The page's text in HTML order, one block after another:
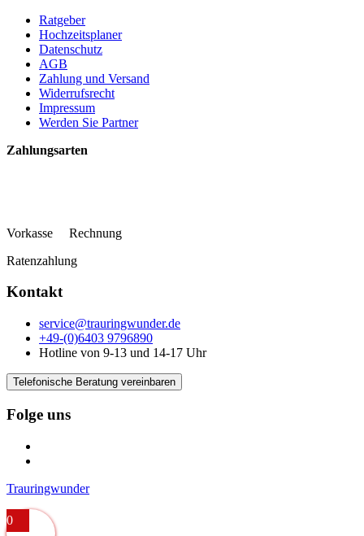
Ratgeber
Hochzeitsplaner
Datenschutz
AGB
Zahlung und Versand
Widerrufsrecht
Impressum
Werden Sie Partner
Zahlungsarten
Vorkasse Rechnung
Ratenzahlung
Kontakt
service@trauringwunder.de
+49-(0)6403 9796890
Hotline von 9-13 und 14-17 Uhr
Telefonische Beratung vereinbaren
Folge uns
Trauringwunder
0